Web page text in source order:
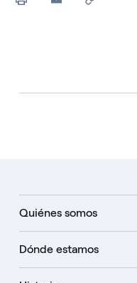
Quiénes somos
Dónde estamos